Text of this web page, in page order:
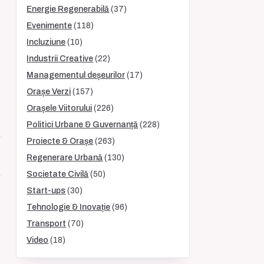
Energie Regenerabilă (37)
Evenimente (118)
Incluziune (10)
Industrii Creative (22)
Managementul deșeurilor (17)
Orașe Verzi (157)
Orașele Viitorului (226)
Politici Urbane & Guvernanță (228)
Proiecte & Orașe (263)
Regenerare Urbană (130)
Societate Civilă (50)
Start-ups (30)
Tehnologie & Inovație (96)
Transport (70)
Video (18)